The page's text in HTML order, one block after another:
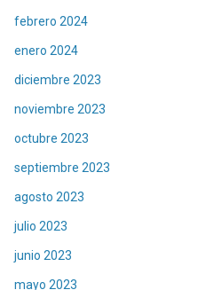
febrero 2024
enero 2024
diciembre 2023
noviembre 2023
octubre 2023
septiembre 2023
agosto 2023
julio 2023
junio 2023
mayo 2023